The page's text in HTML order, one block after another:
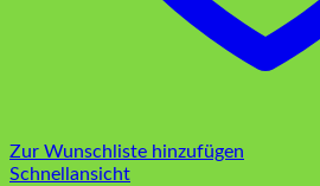
Zur Wunschliste hinzufügen
Schnellansicht